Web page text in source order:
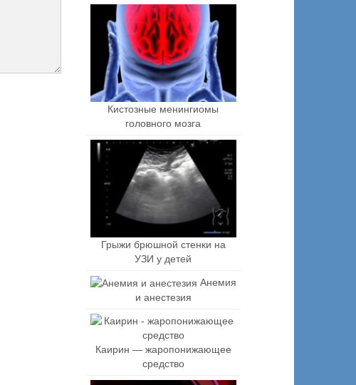
Кистозные менингиомы
головного мозга
Грыжи брюшной стенки на
УЗИ у детей
Анемия
и анестезия
Каирин — жаропонижающее
средство